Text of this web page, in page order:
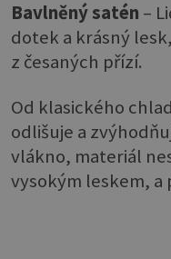
Bavlněný satén –
dotek a krásný
z česaných přízí.
Od klasického
odlišuje a
vlákno, materiál
vysokým leskem, a